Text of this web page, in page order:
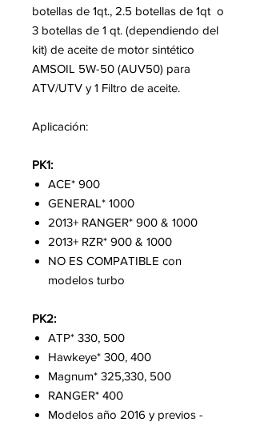
botellas de 1qt., 2.5 botellas de 1qt o
3 botellas de 1 qt. (dependiendo del
kit) de aceite de motor sintético
AMSOIL 5W-50 (AUV50) para
ATV/UTV y 1 Filtro de aceite.
Aplicación:
PK1:
ACE* 900
GENERAL* 1000
2013+ RANGER* 900 & 1000
2013+ RZR* 900 & 1000
NO ES COMPATIBLE con
modelos turbo
PK2:
ATP* 330, 500
Hawkeye* 300, 400
Magnum* 325,330, 500
RANGER* 400
Modelos año 2016 y previos -